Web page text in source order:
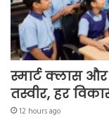
स्मार्ट क्लास
तस्वीर, हर
12 hours ago